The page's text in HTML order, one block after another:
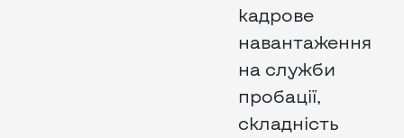
кадрове
навантаження
на служби
пробації,
складність